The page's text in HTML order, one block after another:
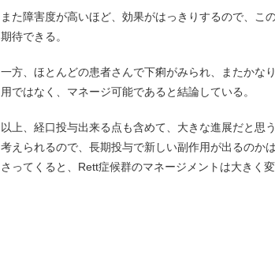
また障害度が高いほど、効果がはっきりするので、こ
期待できる。
一方、ほとんどの患者さんで下痢がみられ、またかな
用ではなく、マネージ可能であると結論している。
以上、経口投与出来る点も含めて、大きな進展だと思
考えられるので、長期投与で新しい副作用が出るのか
さってくると、Rett症候群のマネージメントは大きく変